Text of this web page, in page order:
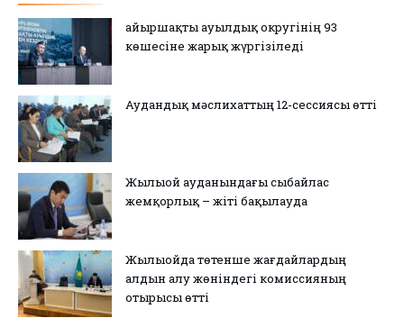
Қайыршақты ауылдық округінің 93
көшесіне жарық жүргізіледі
Аудандық мәслихаттың 12-сессиясы өтті
Жылыой ауданындағы сыбайлас
жемқорлық – жіті бақылауда
Жылыойда төтенше жағдайлардың
алдын алу жөніндегі комиссияның
отырысы өтті